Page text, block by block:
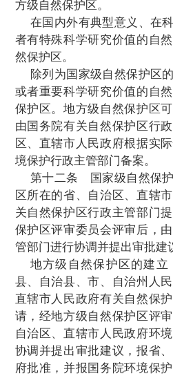
第二章
第十条凡具有下
护区：
(一)典型的自然地
统区域以及已经遭受
然生态系统区域；
(二)珍稀、濒危野
域；
(三)具有特殊保护
地、内陆水域、森林、
(四)具有重大科学
洞、化石分布区、冰川
(五)经国务院或者
准，需要予以特殊保护
第十一条自然保